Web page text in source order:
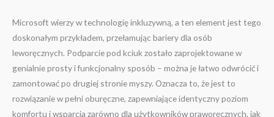
Microsoft wierzy w technologię inkluzywną, a ten element jest tego
doskonałym przykładem, przełamując bariery dla osób
leworęcznych. Podparcie pod kciuk zostało zaprojektowane w
genialnie prosty i funkcjonalny sposób – można je łatwo odwrócić i
zamontować po drugiej stronie myszy. Oznacza to, że jest to
rozwiązanie w pełni oburęczne, zapewniające identyczny poziom
komfortu i wsparcia zarówno dla użytkowników praworęcznych, jak